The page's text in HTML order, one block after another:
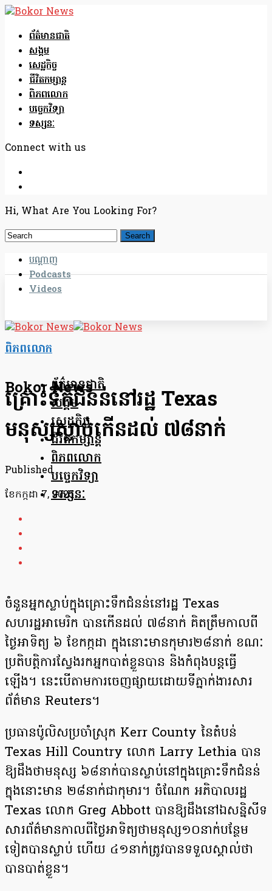
ព័ត៌មានជាតិ
សង្គម
សេដ្ឋកិច្ច
ជីវិតកម្សាន្ត
ពិភពលោក
បច្ចេកវិទ្យា
ទស្សនៈ
Connect with us
Hi, What Are You Looking For?
បណ្តាញ
Podcasts
Videos
Bokor News
ព័ត៌មានជាតិ
សង្គម
សេដ្ឋកិច្ច
ជីវិតកម្សាន្ត
ពិភពលោក
បច្ចេកវិទ្យា
ទស្សនៈ
ពិភពលោក
គ្រោះទឹកជំនន់នៅរដ្ឋ Texas
មនុស្សស្លាប់កើនដល់ ៧៨នាក់
Published
ខែ​កក្កដា 7, 2025
ចំនួនអ្នកស្លាប់ក្នុងគ្រោះទឹកជំនន់នៅរដ្ឋ Texas
សហរដ្ឋអាមេរិក បានកើនដល់ ៧៨នាក់ គិតត្រឹមកាលពី
ថ្ងៃអាទិត្យ ៦ ខែកក្កដា ក្នុងនោះមានកុមារ២៨នាក់ ខណៈ
ប្រតិបត្តិការស្វែងរកអ្នកបាត់ខ្លួនបាន និងកំពុងបន្តធ្វើ
ឡើង។ នេះបើតាមការចេញផ្សាយដោយទីភ្នាក់ងារសារ
ព័ត៌មាន Reuters។
ប្រធានប៉ូលិសប្រចាំស្រុក Kerr County នៃតំបន់
Texas Hill Country លោក Larry Lethia បាន
ឱ្យដឹងថាមនុស្ស ៦៨នាក់បានស្លាប់នៅក្នុងគ្រោះទឹកជំនន់
ក្នុងនោះមាន ២៨នាក់ជាកុមារ។ ចំណែក អភិបាលរដ្ឋ
Texas លោក Greg Abbott បានឱ្យដឹងនៅឯសន្និសីទ
សារព័ត៌មានកាលពីថ្ងៃអាទិត្យថាមនុស្ស១០នាក់បន្ថែម
ទៀតបានស្លាប់ ហើយ ៤១នាក់ត្រូវបានទទួលស្គាល់ថា
បានបាត់ខ្លួន។